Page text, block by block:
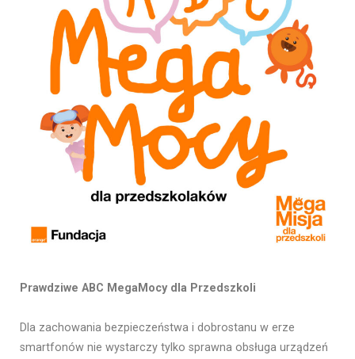
Prawdziwe ABC MegaMocy dla Przedszkoli
Dla zachowania bezpieczeństwa i dobrostanu w erze
smartfonów nie wystarczy tylko sprawna obsługa urządzeń